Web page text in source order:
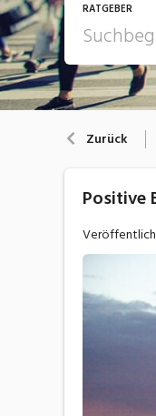
RATGEBER
Arbeit
Zurück
Positive